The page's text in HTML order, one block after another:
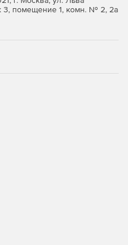
3, помещение 1, комн. № 2, 2а